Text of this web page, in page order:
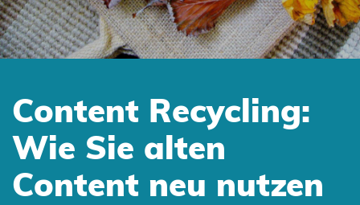
Content Recycling:
Wie Sie alten
Content neu nutzen